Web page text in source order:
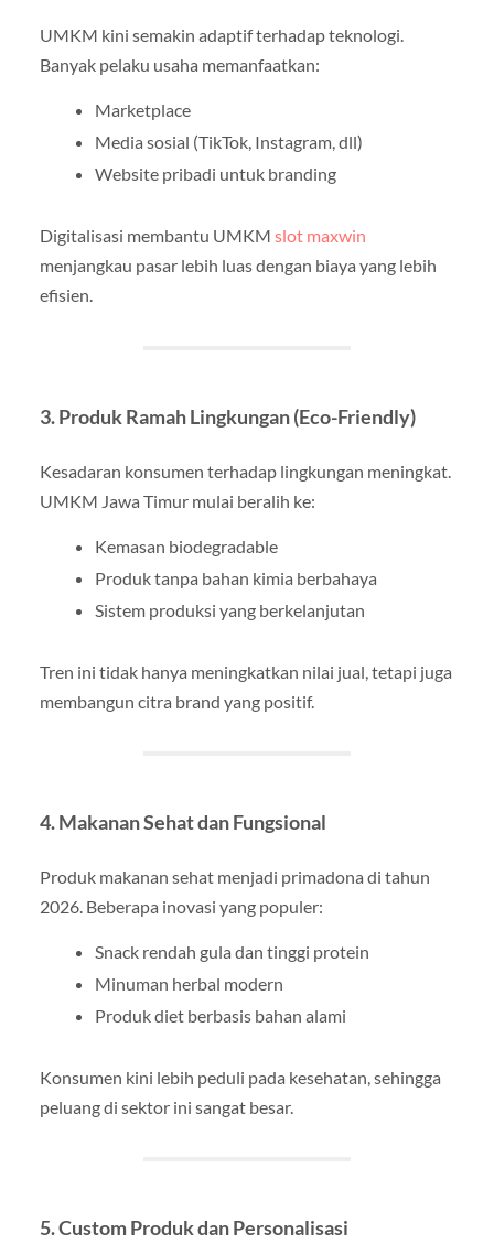
UMKM kini semakin adaptif terhadap teknologi.
Banyak pelaku usaha memanfaatkan:
Marketplace
Media sosial (TikTok, Instagram, dll)
Website pribadi untuk branding
Digitalisasi membantu UMKM slot maxwin
menjangkau pasar lebih luas dengan biaya yang lebih
efisien.
3. Produk Ramah Lingkungan (Eco-Friendly)
Kesadaran konsumen terhadap lingkungan meningkat.
UMKM Jawa Timur mulai beralih ke:
Kemasan biodegradable
Produk tanpa bahan kimia berbahaya
Sistem produksi yang berkelanjutan
Tren ini tidak hanya meningkatkan nilai jual, tetapi juga
membangun citra brand yang positif.
4. Makanan Sehat dan Fungsional
Produk makanan sehat menjadi primadona di tahun
2026. Beberapa inovasi yang populer:
Snack rendah gula dan tinggi protein
Minuman herbal modern
Produk diet berbasis bahan alami
Konsumen kini lebih peduli pada kesehatan, sehingga
peluang di sektor ini sangat besar.
5. Custom Produk dan Personalisasi